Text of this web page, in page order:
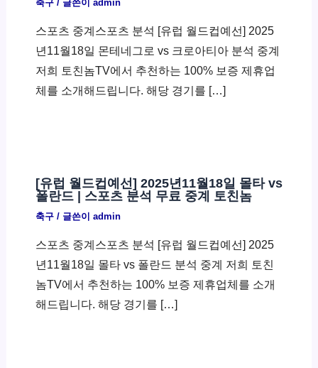
축구/ 글쓴이 admin
스포츠 중계스포츠 분석 [유럽 월드컵예선] 2025
년11월18일 몬테네그로 vs 크로아티아 분석 중계
저희 토친놈TV에서 추천하는 100% 보증 제휴업
체를 소개해드립니다. 해당 경기를 […]
[유럽 월드컵예선] 2025년11월18일 몰타 vs
폴란드 | 스포츠 분석 무료 중계 토친놈
축구/ 글쓴이 admin
스포츠 중계스포츠 분석 [유럽 월드컵예선] 2025
년11월18일 몰타 vs 폴란드 분석 중계 저희 토친
놈TV에서 추천하는 100% 보증 제휴업체를 소개
해드립니다. 해당 경기를 […]